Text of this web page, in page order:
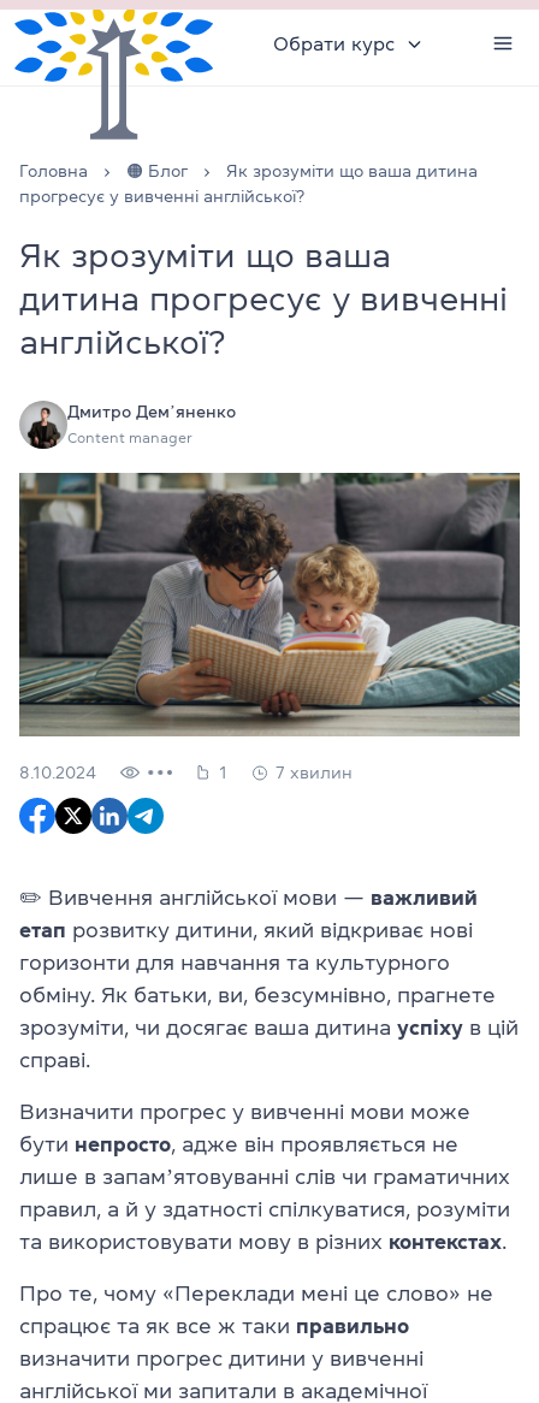
Обрати курс
Головна 🟠 Блог
Як зрозуміти що ваша дитина
прогресує у вивченні англійської?
Як зрозуміти що ваша
дитина прогресує у вивченні
англійської?
Дмитро Демʼяненко
Content manager
8.10.2024 1 7 хвилин
✏️ Вивчення англійської мови — важливий
етап розвитку дитини, який відкриває нові
горизонти для навчання та культурного
обміну. Як батьки, ви, безсумнівно, прагнете
зрозуміти, чи досягає ваша дитина успіху в цій
справі.
Визначити прогрес у вивченні мови може
бути непросто , адже він проявляється не
лише в запамʼятовуванні слів чи граматичних
правил, а й у здатності спілкуватися, розуміти
та використовувати мову в різних контекстах
Про те, чому «Переклади мені це слово» не
спрацює та як все ж таки правильно
визначити прогрес дитини у вивченні
англійської ми запитали в академічної